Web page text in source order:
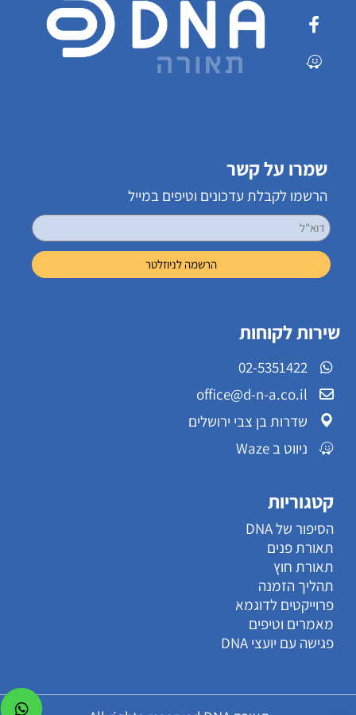
שמרו על קשר
הרשמו לקבלת עדכונים וטיפים במייל
שירות לקוחות
02-5351422
office@d-n-a.co.il
שדרות בן צבי ירושלים
ניווט ב Waze
קטגוריות
הסיפור של DNA
תאורת פנים
תאורת חוץ
תהליך הזמנה
פרוייקטים לדוגמא
מאמרים וטיפים
פגישה עם יועצי DNA